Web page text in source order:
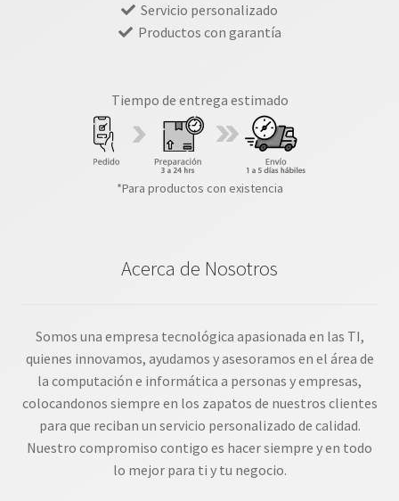
Servicio personalizado
Productos con garantía
Tiempo de entrega estimado
*Para productos con existencia
Acerca de Nosotros
Somos una empresa tecnológica apasionada en las TI,
quienes innovamos, ayudamos y asesoramos en el área de
la computación e informática a personas y empresas,
colocandonos siempre en los zapatos de nuestros clientes
para que reciban un servicio personalizado de calidad.
Nuestro compromiso contigo es hacer siempre y en todo
lo mejor para ti y tu negocio.